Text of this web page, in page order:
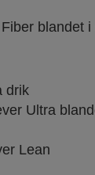
wellness
blandet i
drik
Ultra
Lean